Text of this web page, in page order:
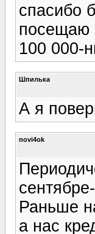
спасибо
посещаю
100 000-
Шпилька
А я
novi4ok
Раньше
а нас